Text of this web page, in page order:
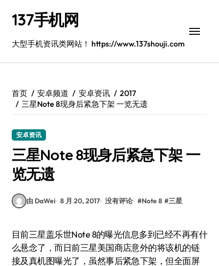
137手机网
大型手机资讯类网站！ https://www.137shouji.com
首页 安卓频道 安卓资讯
2017
三星Note 8现身后紧急下架 一览无遗
安卓资讯
三星Note 8现身后紧急下架 一
览无遗
由 DaWei 8 月 20, 2017 没有评论 #Note 8 #三星
目前三星盖乐世Note 8的曝光信息多到已经不再有什
么悬念了，而日前三星美国商店意外的将该机的链
接及真机图曝光了，虽然事后紧急下架，但全面屏